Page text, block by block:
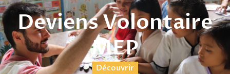
Deviens Volontaire
MEP
Découvrir